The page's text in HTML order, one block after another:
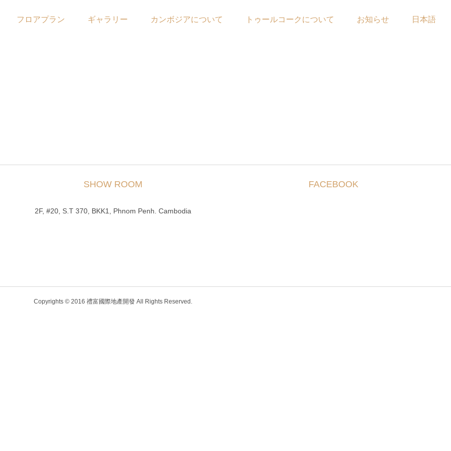
フロアプラン ギャラリー カンボジアについて トゥールコークについて お知らせ 日本語
SHOW ROOM
2F, #20, S.T 370, BKK1, Phnom Penh. Cambodia
FACEBOOK
Copyrights © 2016 禮富國際地產開發 All Rights Reserved.